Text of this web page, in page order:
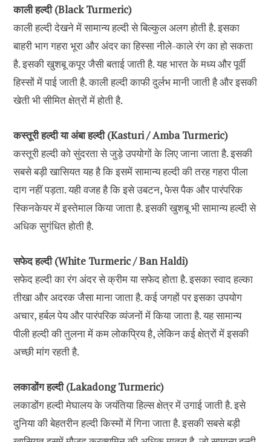
काली हल्दी (Black Turmeric)
काली हल्दी देखने में सामान्य हल्दी से बिल्कुल अलग होती है. इसका
बाहरी भाग गहरा भूरा और अंदर का हिस्सा नीले-काले रंग का हो सकता
है. इसकी खुशबू कपूर जैसी बताई जाती है. यह भारत के मध्य और पूर्वी
हिस्सों में पाई जाती है. काली हल्दी काफी दुर्लभ मानी जाती है और इसकी
खेती भी सीमित क्षेत्रों में होती है.
कस्तूरी हल्दी या अंबा हल्दी (Kasturi / Amba Turmeric)
कस्तूरी हल्दी को सुंदरता से जुड़े उपयोगों के लिए जाना जाता है. इसकी
सबसे बड़ी खासियत यह है कि इसमें सामान्य हल्दी की तरह गहरा पीला
दाग नहीं पड़ता. यही वजह है कि इसे उबटन, फेस पैक और पारंपरिक
स्किनकेयर में इस्तेमाल किया जाता है. इसकी खुशबू भी सामान्य हल्दी से
अधिक सुगंधित होती है.
सफेद हल्दी (White Turmeric / Ban Haldi)
सफेद हल्दी का रंग अंदर से क्रीम या सफेद होता है. इसका स्वाद हल्का
तीखा और अदरक जैसा माना जाता है. कई जगहों पर इसका उपयोग
अचार, हर्बल पेय और पारंपरिक व्यंजनों में किया जाता है. यह सामान्य
पीली हल्दी की तुलना में कम लोकप्रिय है, लेकिन कई क्षेत्रों में इसकी
अच्छी मांग रहती है.
लकाडोंग हल्दी (Lakadong Turmeric)
लकाडोंग हल्दी मेघालय के जयंतिया हिल्स क्षेत्र में उगाई जाती है. इसे
दुनिया की बेहतरीन हल्दी किस्मों में गिना जाता है. इसकी सबसे बड़ी